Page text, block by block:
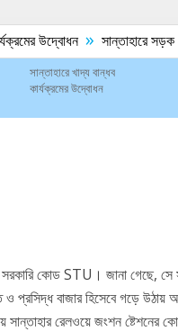
উদ্বোধন » সান্তাহারে সড়ক
সান্তাহারে খাদ্য বান্ধব
কার্যক্রমের উদ্বোধন
সরকারি কোড STU। জানা গেছে,
ও প্রসিদ্ধ বাজার হিসেবে গড়ে উঠায়
রেলওয়ে জংশন ষ্টেশনের